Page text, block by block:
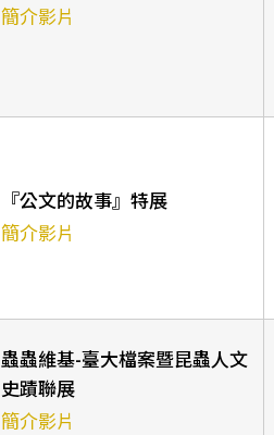
簡介影片
『公文的故事』特展
簡介影片
蟲蟲維基-臺大檔案暨昆蟲人文
史蹟聯展
簡介影片